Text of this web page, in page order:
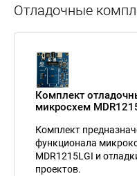
Отладочные
Комплект
микросхем
Комплект
функционала
MDR1215LGI и
проектов.